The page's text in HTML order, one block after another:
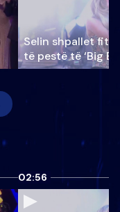
Selin shpallet
të pestë të ‘Big
02:56